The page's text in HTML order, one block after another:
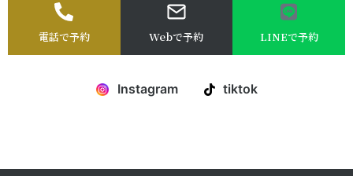
電話で予約 Webで予約 LINEで予約
Instagram tiktok